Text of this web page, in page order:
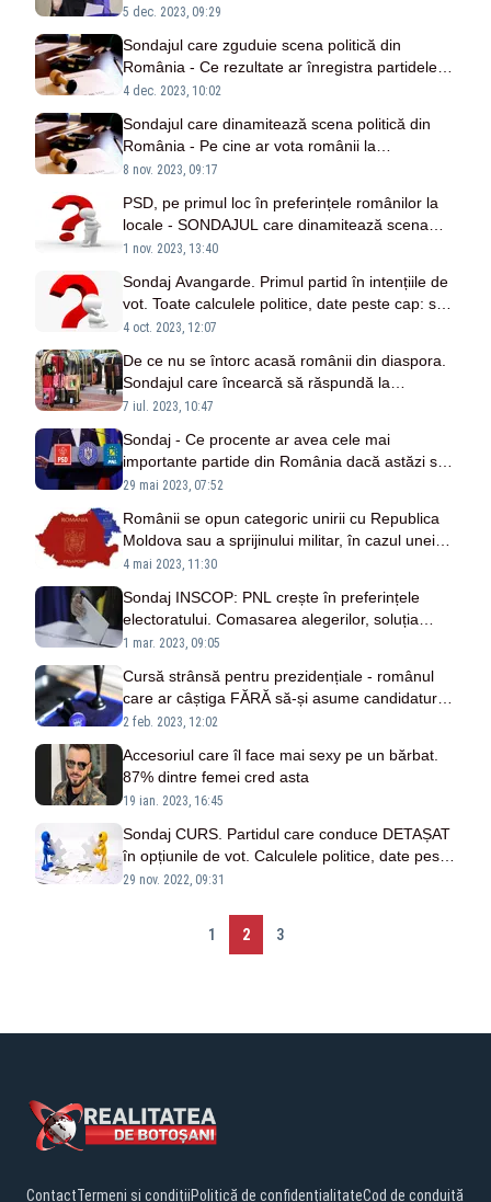
Șoșoacă
5 dec. 2023, 09:29
Sondajul care zguduie scena politică din
România - Ce rezultate ar înregistra partidele
dacă ar avea loc alegerile ACUM
4 dec. 2023, 10:02
Sondajul care dinamitează scena politică din
România - Pe cine ar vota românii la
prezidențiale
8 nov. 2023, 09:17
PSD, pe primul loc în preferințele românilor la
locale - SONDAJUL care dinamitează scena
politică: PNL și USR se bat pe locul 2
1 nov. 2023, 13:40
Sondaj Avangarde. Primul partid în intențiile de
vot. Toate calculele politice, date peste cap: se
schimbă harta puterii
4 oct. 2023, 12:07
De ce nu se întorc acasă românii din diaspora.
Sondajul care încearcă să răspundă la
întrebare
7 iul. 2023, 10:47
Sondaj - Ce procente ar avea cele mai
importante partide din România dacă astăzi s-
ar face alegeri
29 mai 2023, 07:52
Românii se opun categoric unirii cu Republica
Moldova sau a sprijinului militar, în cazul unei
intervenții a Rusiei - SONDAJ
4 mai 2023, 11:30
Sondaj INSCOP: PNL crește în preferințele
electoratului. Comasarea alegerilor, soluția
agreată de alegători
1 mar. 2023, 09:05
Cursă strânsă pentru prezidențiale - românul
care ar câștiga FĂRĂ să-și asume candidatura.
SONDAJUL care pulverizează lumea politică
2 feb. 2023, 12:02
Accesoriul care îl face mai sexy pe un bărbat.
87% dintre femei cred asta
19 ian. 2023, 16:45
Sondaj CURS. Partidul care conduce DETAȘAT
în opțiunile de vot. Calculele politice, date peste
cap
29 nov. 2022, 09:31
1 2 3
ContactTermeni și condițiiPolitică de confidențialitateCod de conduită